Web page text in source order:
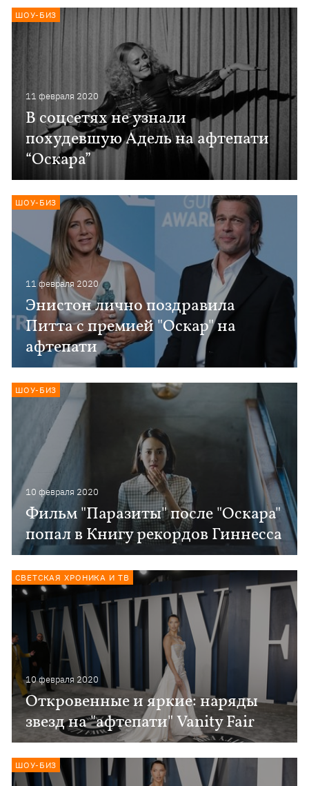
11 февраля 2020
В соцсетях не узнали
похудевшую Адель на афтепати
“Оскара”
ШОУ-БИЗ
11 февраля 2020
Энистон лично поздравила
Питта с премией "Оскар" на
афтепати
ШОУ-БИЗ
10 февраля 2020
Фильм "Паразиты" после "Оскара"
попал в Книгу рекордов Гиннесса
ШОУ-БИЗ
10 февраля 2020
Откровенные и яркие: наряды
звезд на "афтепати" Vanity Fair
СВЕТСКАЯ ХРОНИКА И ТВ
ШОУ-БИЗ